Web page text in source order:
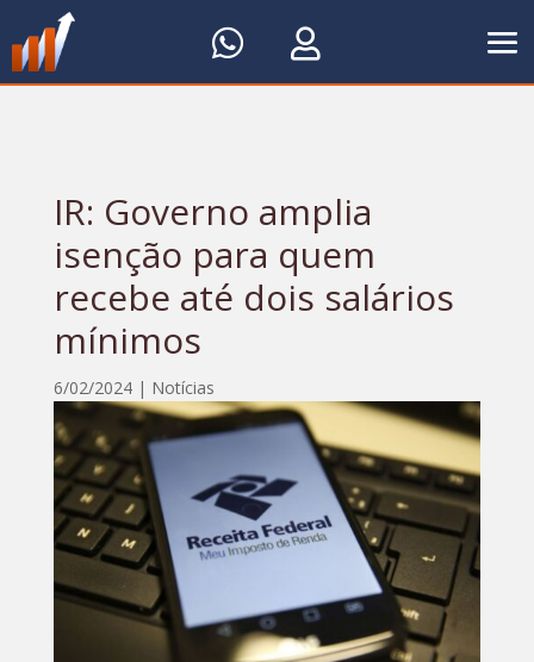
 
IR: Governo amplia
isenção para quem
recebe até dois salários
mínimos
6/02/2024| Notícias